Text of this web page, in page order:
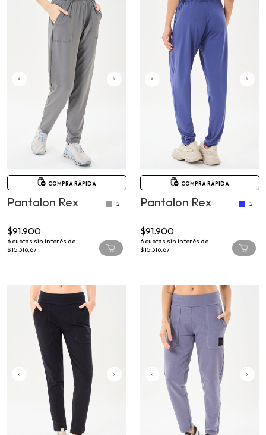
COMPRA RÁPIDA
Pantalon Rex +2
$91.900
6 cuotas sin interés de
$15.316,67
COMPRA RÁPIDA
Pantalon Rex +2
$91.900
6 cuotas sin interés de
$15.316,67